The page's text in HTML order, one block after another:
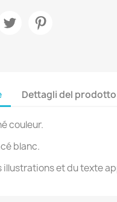
Dettagli del prodotto
couleur.
blanc.
illustrations et du texte